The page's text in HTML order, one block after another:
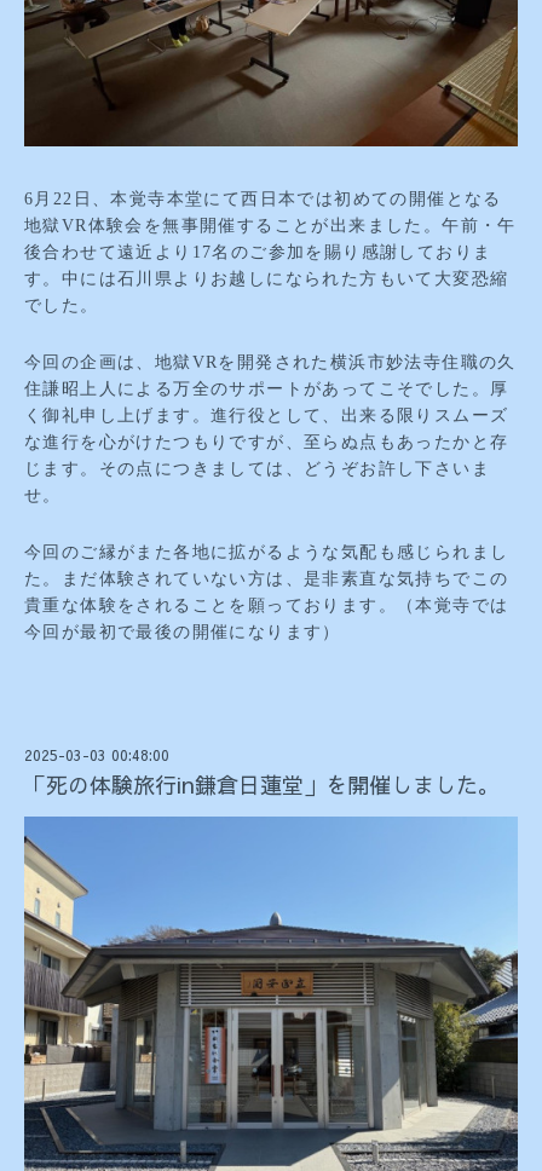
6月22日、本覚寺本堂にて西日本では初めての開催となる
地獄VR体験会を無事開催することが出来ました。午前・午
後合わせて遠近より17名のご参加を賜り感謝しておりま
す。中には石川県よりお越しになられた方もいて大変恐縮
でした。
今回の企画は、地獄VRを開発された横浜市妙法寺住職の久
住謙昭上人による万全のサポートがあってこそでした。厚
く御礼申し上げます。進行役として、出来る限りスムーズ
な進行を心がけたつもりですが、至らぬ点もあったかと存
じます。その点につきましては、どうぞお許し下さいま
せ。
今回のご縁がまた各地に拡がるような気配も感じられまし
た。まだ体験されていない方は、是非素直な気持ちでこの
貴重な体験をされることを願っております。（本覚寺では
今回が最初で最後の開催になります）
2025-03-03 00:48:00
「死の体験旅行in鎌倉日蓮堂」を開催しました。